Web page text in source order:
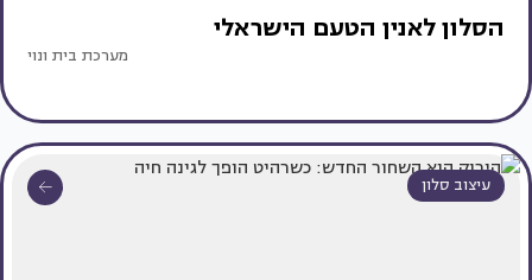
הסלון לאנין הטעם הישראלי
מערכת בית ונוי
עיצוב סלון